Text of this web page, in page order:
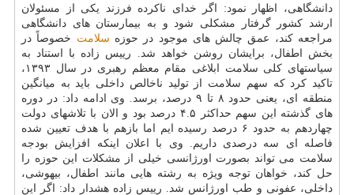
دانشگاهی، اظهار نمود: اگر خدای ناکرده فرزند یکی از مسئولان
ارشد کشور گرفتار مشکلی شود و به بیمارستان های دانشگاهی
مراجعه کند، عمق چالش های موجود در حوزه سلامت خصوصاً در
بخش اطفال، برایشان روشن خواهد شد. رییس زاده با استناد به
سیاستهای کلی سلامت ابلاغی مقام معظم رهبری در سال ۱۳۹۳،
تاکید کرد که سهم سلامت از تولید ناخالص داخلی باید به میانگین
منطقه ای، یعنی حدود ۸ تا ۹ درصد، برسد. وی ادامه داد: در دوره
های گذشته این سهم حداکثر ۴.۵ درصد بود و الان با تلاشهای دولت
چهاردهم به حدود ۶ درصد رسیده ایم اما بازهم با هدف تعیین شده
فاصله ای سه درصدی داریم. وی با اعلان اینکه افزایش بودجه
سلامت می تواند بصورت اورژانسی خیلی از مشکلات این حوزه را
حل کند، خواهان توجه ویژه به رشته هایی مانند اطفال، بیهوشی،
داخلی، عفونی و طب اورژانس شد. رییس زاده هشدار داد: اگر این